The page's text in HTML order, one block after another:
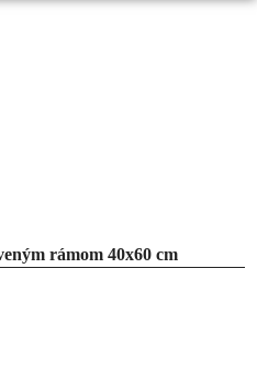
rámom 40x60 cm